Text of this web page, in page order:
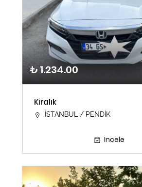
₺ 1.234.00
Kiralık
İSTANBUL / PENDİK
İncele